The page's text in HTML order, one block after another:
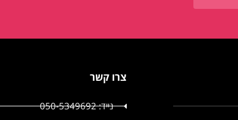
צרו קשר
נייד: 050-5349692